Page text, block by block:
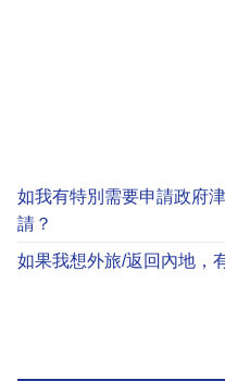
如我有特別需要申請政府
請？
如果我想外旅/返回內地，